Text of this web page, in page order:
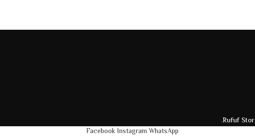
Rufuf Stor
.
FacebookInstagram WhatsApp